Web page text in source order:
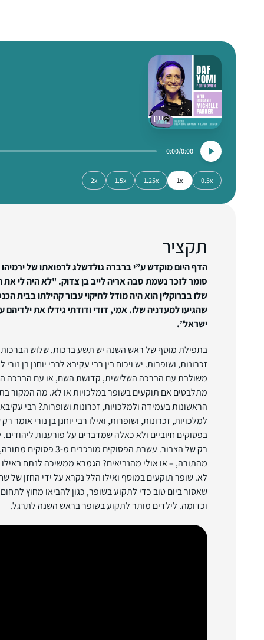
0:00
0:00
0.5x
1x
1.25x
1.5x
2x
תקציר
הדף היום מוקדש ע”י ברברה גולדשלג לרפואתו של ירמיהו
סומר לזכר נשמת סבה אריה לייב בן צדוק. "לא היה לי את
שלו בברוקלין הוא היה מודל לחיקוי עבור קהילתו בבית
שהגיעו למעדניה שלו. אמי, דודי ודודתי גידלו את
ישראל”.
בתפילת מוסף של ראש השנה יש תשע ברכות. שלוש
זכרונות, ושופרות. יש ויכוח בין רבי עקיבא לרבי יוחנן בן
משולבת עם הברכה השלישית, קדושת השם, או עם הברכה
מתלבטים אם תוקעים בשופר במלכויות או לא. מה המקור
הראשונות בעמידה ולמלכויות, זכרונות ושופרות? רבי
למלכויות, זכרונות, ושופרות, ואילו רבי יוחנן בן נורי
בפסוקים חיוביים ולא כאלה שמדברים על פורענות ליהודים.
רק של הצבור. עשרת הפסוקים
מהתורה, – או אולי מהנביאים? הגמרא ממשיכה לנתח
לא. שופר תוקעים במוסף ואילו הלל נקרא על ידי החזן של
שאסור ביום טוב כדי לתקוע בשופר, כגון להביאו מחוץ
וכדומה. לילדים מותר לתקוע בשופר בראש השנה לתרגל.